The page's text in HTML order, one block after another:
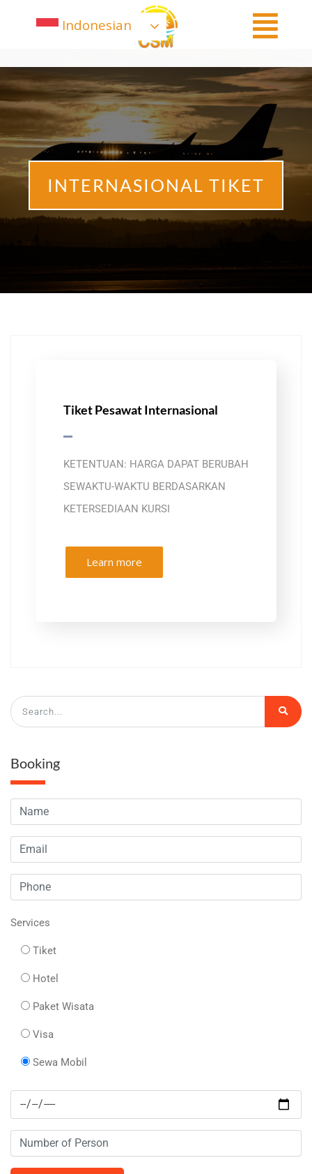
Indonesian
INTERNASIONAL TIKET
Tiket Pesawat Internasional
KETENTUAN: HARGA DAPAT BERUBAH
SEWAKTU-WAKTU BERDASARKAN
KETERSEDIAAN KURSI
Learn more
Booking
Services
Tiket
Hotel
Paket Wisata
Visa
Sewa Mobil